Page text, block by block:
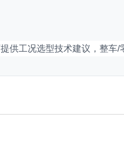
供工况选型技术建议，整车/